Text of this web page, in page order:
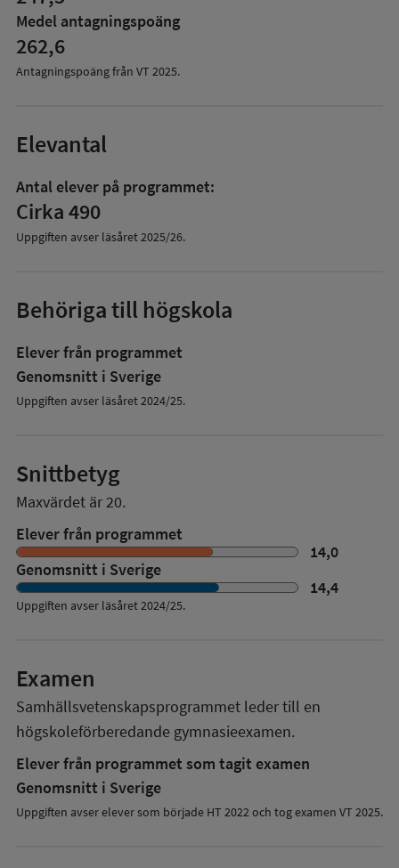
Medel antagningspoäng
262,6
Antagningspoäng från VT 2025.
Elevantal
Antal elever på programmet:
Cirka 490
Uppgiften avser läsåret2025/26.
Behöriga till högskola
Elever från programmet
Genomsnitt i Sverige
Uppgiften avser läsåret 2024/25.
Snittbetyg
Maxvärdet är 20.
Elever från programmet
14,0
Genomsnitt i Sverige
14,4
Uppgiften avser läsåret2024/25.
Examen
Samhällsvetenskapsprogrammet leder till en
högskoleförberedande gymnasieexamen.
Elever från programmet som tagit examen
Genomsnitt i Sverige
Uppgiften avser elever som började HT 2022 och tog examen VT 2025.